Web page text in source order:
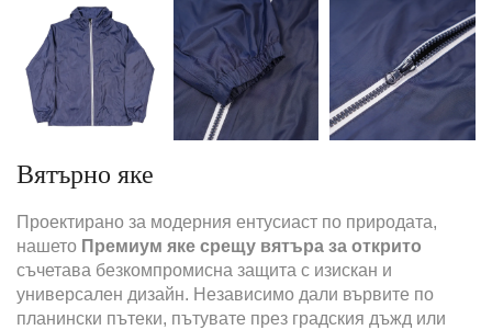
Вятърно яке
Проектирано за модерния ентусиаст по природата,
нашето Премиум яке срещу вятъра за открито
съчетава безкомпромисна защита с изискан и
универсален дизайн. Независимо дали вървите по
планински пътеки, пътувате през градския дъжд или